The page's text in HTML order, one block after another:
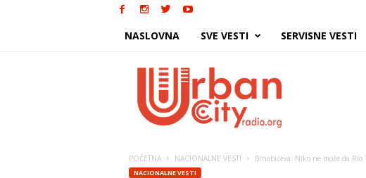
NASLOVNA SVE VESTI SERVISNE VESTI
POČETNA NACIONALNE VESTI Brnabićeva: Niko ne može da
NACIONALNE VESTI